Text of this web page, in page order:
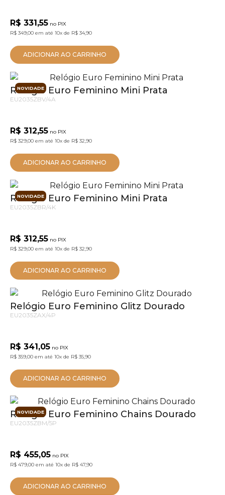
R$ 331,55 no PIX
R$ 349,00 em até 10x de R$ 34,90
ADICIONAR AO CARRINHO
NOVIDADE
Relógio Euro Feminino Mini Prata
EU2035ZBV/4A
R$ 312,55 no PIX
R$ 329,00 em até 10x de R$ 32,90
ADICIONAR AO CARRINHO
NOVIDADE
Relógio Euro Feminino Mini Prata
EU2035ZBR/4K
R$ 312,55 no PIX
R$ 329,00 em até 10x de R$ 32,90
ADICIONAR AO CARRINHO
Relógio Euro Feminino Glitz Dourado
EU2035ZAX/4P
R$ 341,05 no PIX
R$ 359,00 em até 10x de R$ 35,90
ADICIONAR AO CARRINHO
NOVIDADE
Relógio Euro Feminino Chains Dourado
EU2035ZBM/5P
R$ 455,05 no PIX
R$ 479,00 em até 10x de R$ 47,90
ADICIONAR AO CARRINHO